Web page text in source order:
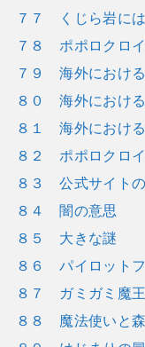
７７ くじら岩には
７８ ポポロクロ
７９ 海外における
８０ 海外における
８１ 海外における
８２ ポポロクロ
８３ 公式サイト
８４ 闇の意思
８５ 大きな謎
８６ パイロット
８７ ガミガミ魔
８８ 魔法使いと